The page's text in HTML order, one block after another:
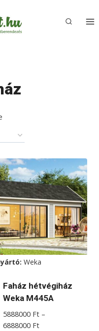
Weka
Faház hétvégiház
Weka M445A
5888000 Ft –
6888000 FtÁrtartomány: